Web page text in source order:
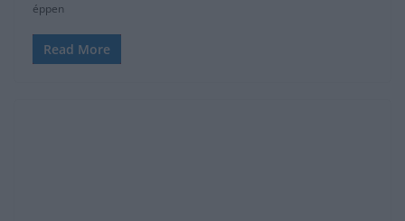
éppen
Read More